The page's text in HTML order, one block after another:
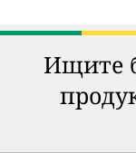
Ищите